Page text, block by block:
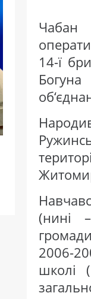
Чабан
14-ї
(нині
2006-
школі